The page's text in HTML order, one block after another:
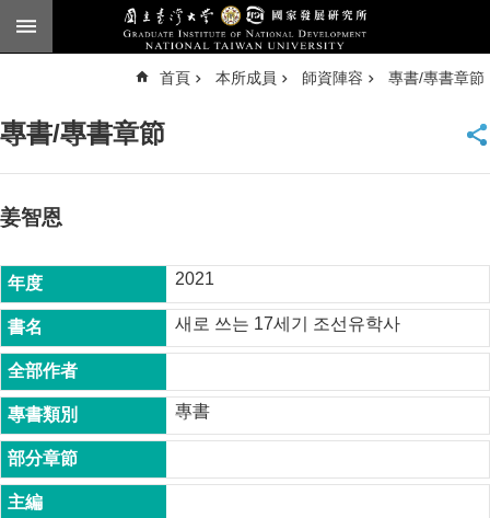
跳到主要內容區塊
臺
頁
公
告
本
所
簡
介
本
所
成
首頁 本所成員 師資陣容 專書/專書章節
專書/專書章節
姜智恩
2021
새로 쓰는 17세기 조선유학사
專書